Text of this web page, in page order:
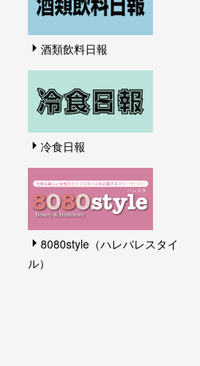
酒類飲料日報
冷食日報
8080style（ハレバレスタイ
ル）